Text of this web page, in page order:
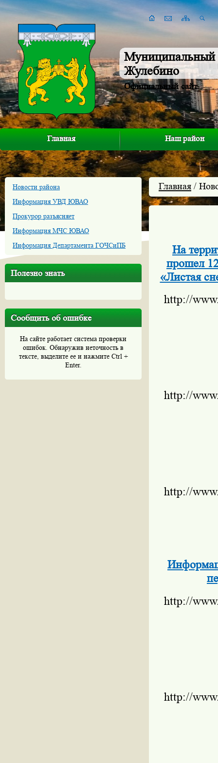
Муниципальный
Жулебино
Официальный сайт
Главная Наш район
Новости района
Информация УВД ЮВАО
Прокурор разъясняет
Информация МЧС ЮВАО
Информация Департамента ГОЧСиПБ
Полезно знать
Сообщить об ошибке
На сайте работает система проверки
ошибок. Обнаружив неточность в
тексте, выделите ее и нажмите Ctrl +
Enter.
Главная /
На
прошел
«Листая
http://
http://
http://
http://
http://